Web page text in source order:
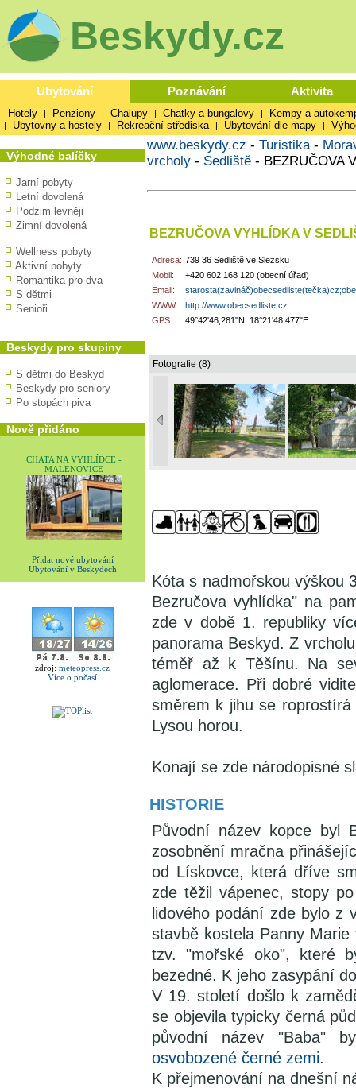
Beskydy.cz
Ubytování Poznávání Aktivita
Hotely | Penziony | Chalupy | Chatky a bungalovy | Kempy a
| Ubytovny a hostely | Rekreační střediska | Ubytování dle mapy |
Výhodné balíčky
Jarní pobyty
Letní dovolená
Podzim levněji
Zimní dovolená
Wellness pobyty
Aktivní pobyty
Romantika pro dva
S dětmi
Senioři
Beskydy pro skupiny
S dětmi do Beskyd
Beskydy pro seniory
Po stopách piva
Nově přidáno
CHATA NA VYHLÍDCE -
MALENOVICE
Přidat nové ubytování
Ubytování v Beskydech
zdroj: meteopress.cz
Více o počasí
www.beskydy.cz - Turistika-
vrcholy - Sedliště - BEZRUČOVA
BEZRUČOVA VYHLÍDKA V
Adresa: 739 36 Sedliště ve Slezsku
Mobil:
+420 602 168 120 (obecní úřad)
Email:
WWW:
http://www.obecsedliste.cz
GPS:
49°42'46,281"N, 18°21'48,477"E
Fotografie (8)
Kóta s nadmořskou výškou
Bezručova vyhlídka" na
zde v době 1. republiky
panorama Beskyd. Z
téměř až k Těšínu. Na
aglomerace. Při dobré
směrem k jihu se
Lysou horou.
Konají se zde národopisné
HISTORIE
Původní název kopce byl
zosobnění mračna
od Lískovce, která dříve
zde těžil vápenec, stopy
lidového podání zde bylo z
stavbě kostela Panny
tzv. "mořské oko", které
bezedné. K jeho zasypání
V 19. století došlo k
se objevila typicky černá
původní název "Baba"
osvobozené černé zemi.
K přejmenování na dnešní